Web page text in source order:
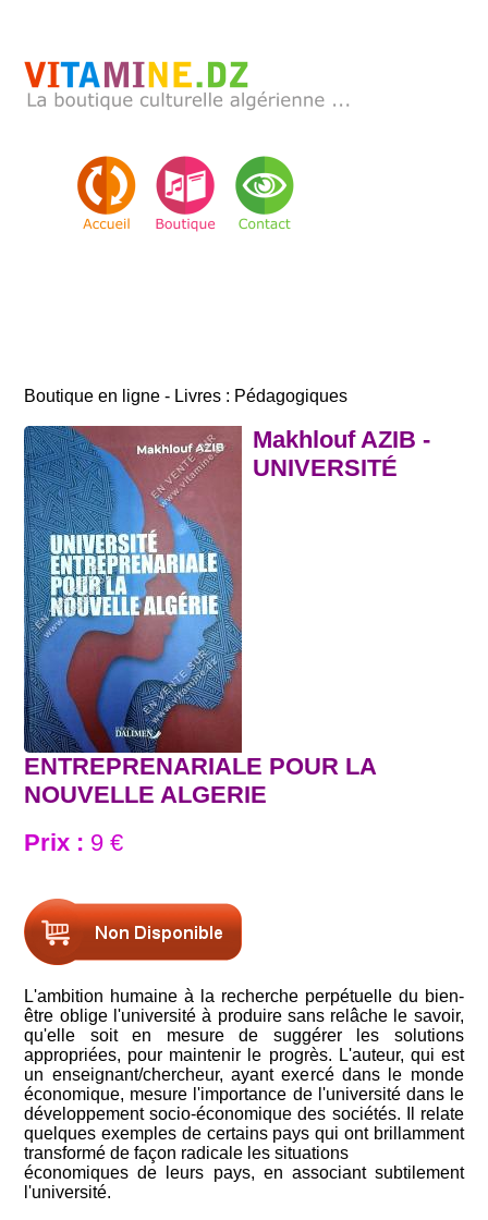
Boutique en ligne - Livres : Pédagogiques
Makhlouf AZIB -
UNIVERSITÉ
ENTREPRENARIALE POUR LA
NOUVELLE ALGERIE
Prix : 9 €
L'ambition humaine à la recherche perpétuelle du bien-
être oblige l'université à produire sans relâche le savoir,
qu'elle soit en mesure de suggérer les solutions
appropriées, pour maintenir le progrès. L'auteur, qui est
un enseignant/chercheur, ayant exercé dans le monde
économique, mesure l'importance de l'université dans le
développement socio-économique des sociétés. Il relate
quelques exemples de certains pays qui ont brillamment
transformé de façon radicale les situations
économiques de leurs pays, en associant subtilement
l'université.